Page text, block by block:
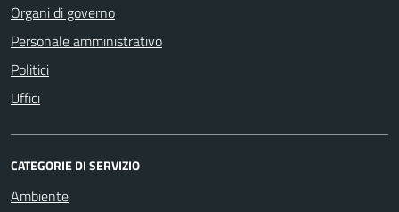
Organi di governo
Personale amministrativo
Politici
Uffici
CATEGORIE DI SERVIZIO
Ambiente